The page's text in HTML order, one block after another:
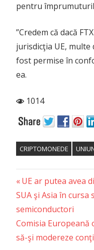
pentru
”Credem că dacă
jurisdicţia UE,
fost permise în
ea.
1014
CRIPTOMONEDE
Post
navigation
Previous
Post:
UE ar putea avea
SUA şi Asia în
semiconductori
Next
Post:
Comisia
să-şi modereze